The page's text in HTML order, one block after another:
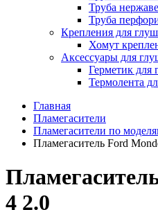
Труба
Труба
Крепления для
Хомут
Аксессуары для
Герметик для
Термолента
Главная
Пламегасители
Пламегасители по
Пламегаситель Ford
4 2.0